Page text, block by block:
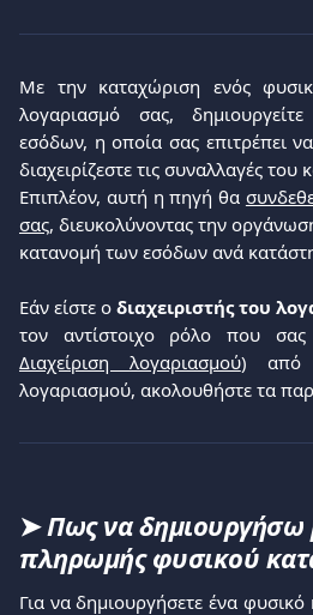
Με την καταχώριση ενός
λογαριασμό σας,
εσόδων, η οποία σας επιτρέπει
διαχειρίζεστε τις συναλλαγές
Επιπλέον, αυτή η πηγή θα
σας, διευκολύνοντας την
κατανομή των εσόδων ανά
Εάν είστε ο διαχειριστής του
τον αντίστοιχο ρόλο που σας
Διαχείριση λογαριασμού) από
λογαριασμού, ακολουθήστε τα
➤ Πως να δημιουργήσω
πληρωμής φυσικού
Για να δημιουργήσετε ένα φυσικό